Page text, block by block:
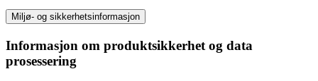
Miljø- og sikkerhetsinformasjon
Informasjon om produktsikkerhet og data
prosessering